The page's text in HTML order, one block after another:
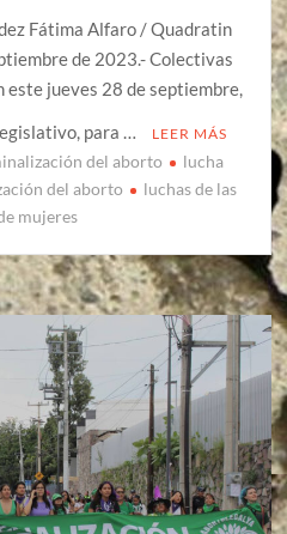
Fátima Alfaro / Quadratin
de 2023.- Colectivas
jueves 28 de septiembre,
para …
LEER MÁS
del aborto
lucha
del aborto
luchas de las
mujeres